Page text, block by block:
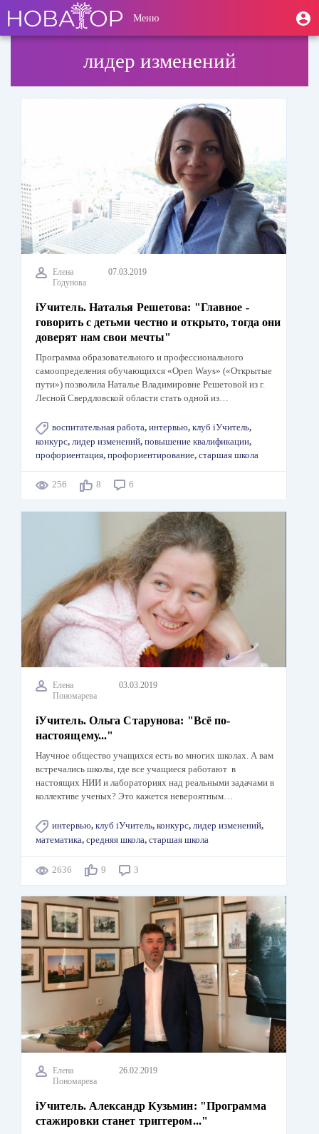
основному
User
account
Меню
лидер изменений
Елена
Годунова
07.03.2019
iУчитель. Наталья Решетова: "Главное -
говорить с детьми честно и открыто, тогда они
доверят нам свои мечты"
Программа образовательного и профессионального
самоопределения обучающихся «Open Ways» («Открытые
пути») позволила Наталье Владимировне Решетовой из г.
Лесной Свердловской области стать одной из…
воспитательная работа, интервью, клуб iУчитель,
конкурс, лидер изменений, повышение квалификации,
профориентация, профориентирование, старшая школа
256 8 6
Елена
Пономарева
03.03.2019
iУчитель. Ольга Старунова: "Всё по-
настоящему..."
Научное общество учащихся есть во многих школах. А вам
встречались школы, где все учащиеся работают в
настоящих НИИ и лабораториях над реальными задачами в
коллективе ученых? Это кажется невероятным…
интервью, клуб iУчитель, конкурс, лидер изменений,
математика, средняя школа, старшая школа
2636 9 3
Елена
Пономарева
26.02.2019
iУчитель. Александр Кузьмин: "Программа
стажировки станет триггером..."